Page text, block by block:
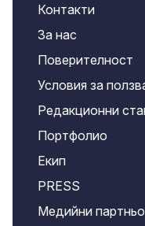
Контакти
За нас
Поверителност
Условия за
Редакционни
Портфолио
Екип
PRESS
Медийни